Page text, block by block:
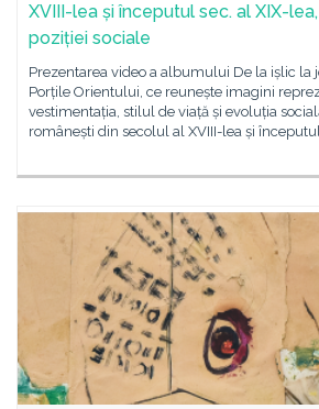
XVIII-lea și începutul sec. al XIX-
poziției sociale
Prezentarea video a albumului De la ișlic la
Porțile Orientului, ce reunește imagini
vestimentația, stilul de viață și evoluția
românești din secolul al XVIII-lea și